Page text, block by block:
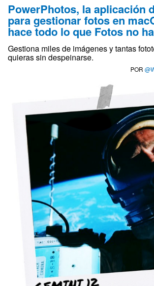
PowerPhotos, la aplicación
para gestionar fotos en
hace todo lo que Fotos no
Gestiona miles de imágenes y tantas
quieras sin despeinarse.
POR